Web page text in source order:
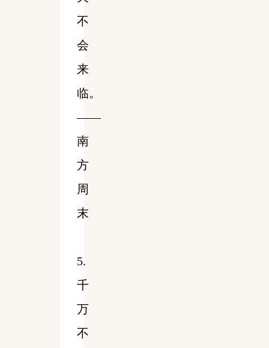
不
会
来
临。
——
南
方
周
末
5.
千
万
不